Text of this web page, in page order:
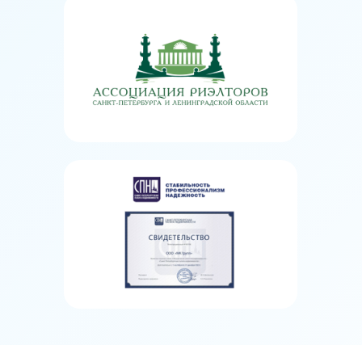
предоставляет широкий
спектр отчетов, которые
помогают агентствам
деятельность;
Интеграции - AmoCRM
может интегрироваться с